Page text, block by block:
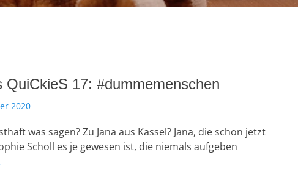
QuiCkieS 17: #dummemenschen
2020
was sagen? Zu Jana aus Kassel? Jana, die schon jetzt
Scholl es je gewesen ist, die niemals aufgeben